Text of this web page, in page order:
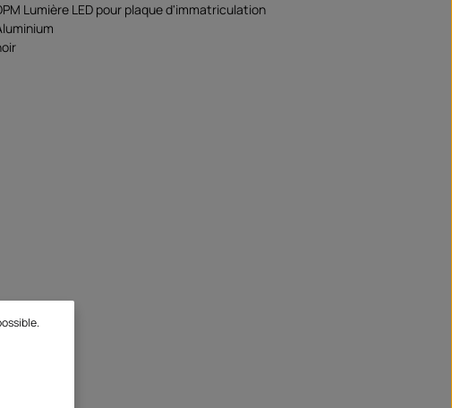
Lumière LED pour plaque d'immatriculation